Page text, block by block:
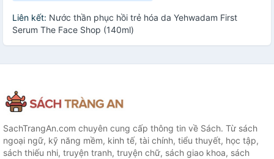
Liên kết: Nước thần phục hồi trẻ hóa da Yehwadam First
Serum The Face Shop (140ml)
SachTrangAn.com chuyên cung cấp thông tin về Sách. Từ sách
ngoại ngữ, kỹ năng mềm, kinh tế, tài chính, tiểu thuyết, học tập,
sách thiếu nhi, truyện tranh, truyện chữ, sách giao khoa, sách